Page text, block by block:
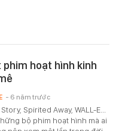
phim hoạt hình kinh
Spirited Away, WALL-E...
bộ phim hoạt hình mà ai
- 6 năm trước